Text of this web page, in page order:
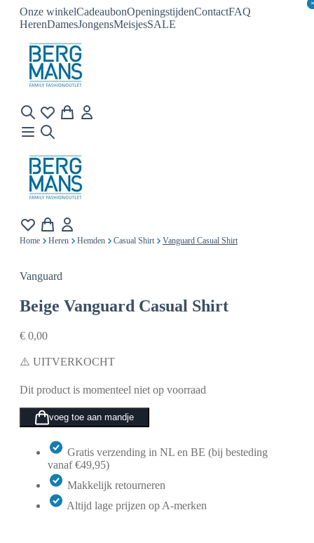
Onze winkelCadeaubonOpeningstijdenContactFAQ
HerenDamesJongensMeisjesSALE
×
×
Home Heren Hemden Casual Shirt Vanguard Casual Shirt
Vanguard
Beige Vanguard Casual Shirt
€ 0,00
⚠️ UITVERKOCHT
Dit product is momenteel niet op voorraad
voeg toe aan mandje
Gratis verzending in NL en BE (bij besteding
vanaf €49,95)
Makkelijk retourneren
Altijd lage prijzen op A-merken